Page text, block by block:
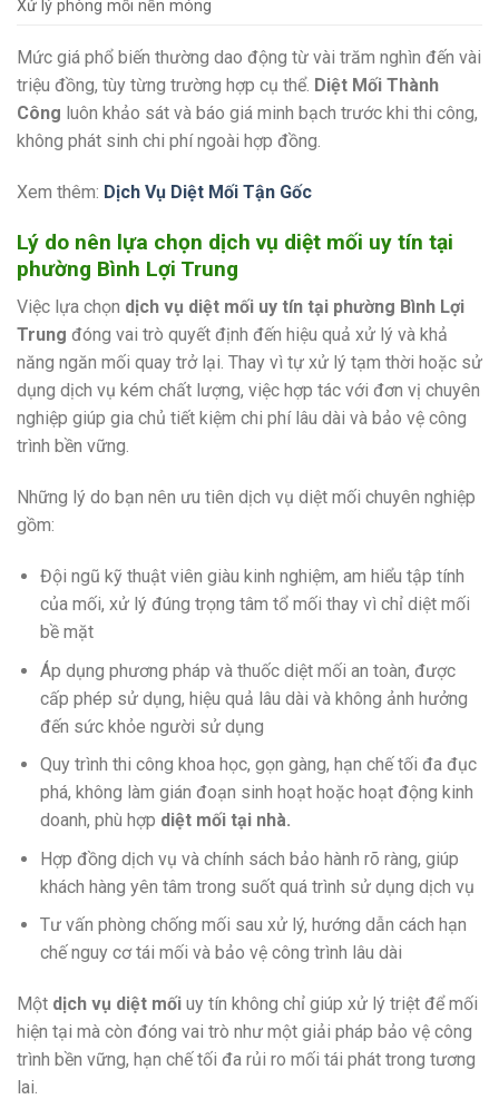
Xử lý phòng mối nền móng
Mức giá phổ biến thường dao động từ vài trăm nghìn đến vài
triệu đồng, tùy từng trường hợp cụ thể. Diệt Mối Thành
Công luôn khảo sát và báo giá minh bạch trước khi thi công,
không phát sinh chi phí ngoài hợp đồng.
Xem thêm: Dịch Vụ Diệt Mối Tận Gốc
Lý do nên lựa chọn dịch vụ diệt mối uy tín tại
phường Bình Lợi Trung
Việc lựa chọn dịch vụ diệt mối uy tín tại phường Bình Lợi
Trung đóng vai trò quyết định đến hiệu quả xử lý và khả
năng ngăn mối quay trở lại. Thay vì tự xử lý tạm thời hoặc sử
dụng dịch vụ kém chất lượng, việc hợp tác với đơn vị chuyên
nghiệp giúp gia chủ tiết kiệm chi phí lâu dài và bảo vệ công
trình bền vững.
Những lý do bạn nên ưu tiên dịch vụ diệt mối chuyên nghiệp
gồm:
Đội ngũ kỹ thuật viên giàu kinh nghiệm, am hiểu tập tính
của mối, xử lý đúng trọng tâm tổ mối thay vì chỉ diệt mối
bề mặt
Áp dụng phương pháp và thuốc diệt mối an toàn, được
cấp phép sử dụng, hiệu quả lâu dài và không ảnh hưởng
đến sức khỏe người sử dụng
Quy trình thi công khoa học, gọn gàng, hạn chế tối đa đục
phá, không làm gián đoạn sinh hoạt hoặc hoạt động kinh
doanh, phù hợp diệt mối tại nhà.
Hợp đồng dịch vụ và chính sách bảo hành rõ ràng, giúp
khách hàng yên tâm trong suốt quá trình sử dụng dịch vụ
Tư vấn phòng chống mối sau xử lý, hướng dẫn cách hạn
chế nguy cơ tái mối và bảo vệ công trình lâu dài
Một dịch vụ diệt mối uy tín không chỉ giúp xử lý triệt để mối
hiện tại mà còn đóng vai trò như một giải pháp bảo vệ công
trình bền vững, hạn chế tối đa rủi ro mối tái phát trong tương
lai.